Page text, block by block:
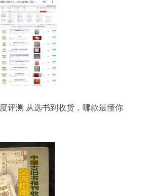
评测 从选书到收货，哪款最懂你